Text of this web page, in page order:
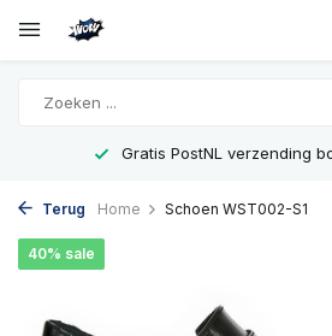
Gratis PostNL verzending
Terug Home Schoen WST002-S1
40% sale